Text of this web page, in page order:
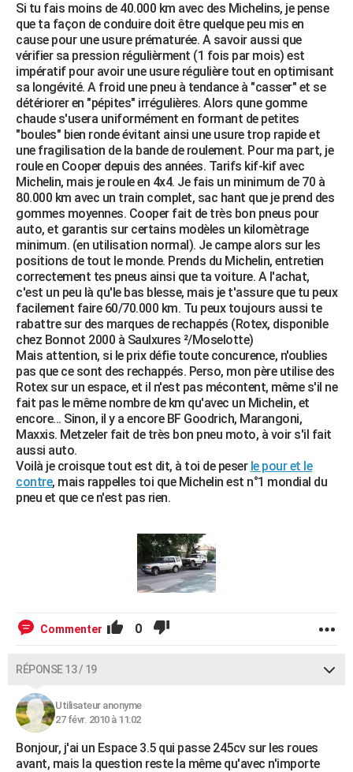
Si tu fais moins de 40.000 km avec des Michelins, je pense
que ta façon de conduire doit être quelque peu mis en
cause pour une usure prématurée. A savoir aussi que
vérifier sa pression régulièrment (1 fois par mois) est
impératif pour avoir une usure régulière tout en optimisant
sa longévité. A froid une pneu à tendance à "casser" et se
détériorer en "pépites" irrégulières. Alors qune gomme
chaude s'usera uniformément en formant de petites
"boules" bien ronde évitant ainsi une usure trop rapide et
une fragilisation de la bande de roulement. Pour ma part, je
roule en Cooper depuis des années. Tarifs kif-kif avec
Michelin, mais je roule en 4x4. Je fais un minimum de 70 à
80.000 km avec un train complet, sac hant que je prend des
gommes moyennes. Cooper fait de très bon pneus pour
auto, et garantis sur certains modèles un kilomètrage
minimum. (en utilisation normal). Je campe alors sur les
positions de tout le monde. Prends du Michelin, entretien
correctement tes pneus ainsi que ta voiture. A l'achat,
c'est un peu là qu'le bas blesse, mais je t'assure que tu peux
facilement faire 60/70.000 km. Tu peux toujours aussi te
rabattre sur des marques de rechappés (Rotex, disponible
chez Bonnot 2000 à Saulxures ²/Moselotte)
Mais attention, si le prix défie toute concurence, n'oublies
pas que ce sont des rechappés. Perso, mon père utilise des
Rotex sur un espace, et il n'est pas mécontent, même s'il ne
fait pas le même nombre de km qu'avec un Michelin, et
encore... Sinon, il y a encore BF Goodrich, Marangoni,
Maxxis. Metzeler fait de très bon pneu moto, à voir s'il fait
aussi auto.
Voilà je croisque tout est dit, à toi de peser le pour et le
contre, mais rappelles toi que Michelin est n°1 mondial du
pneu et que ce n'est pas rien.
Commenter 0
RÉPONSE 13 / 19
Utilisateur anonyme
27 févr. 2010 à 11:02
Bonjour, j'ai un Espace 3.5 qui passe 245cv sur les roues
avant, mais la question reste la même qu'avec n'importe